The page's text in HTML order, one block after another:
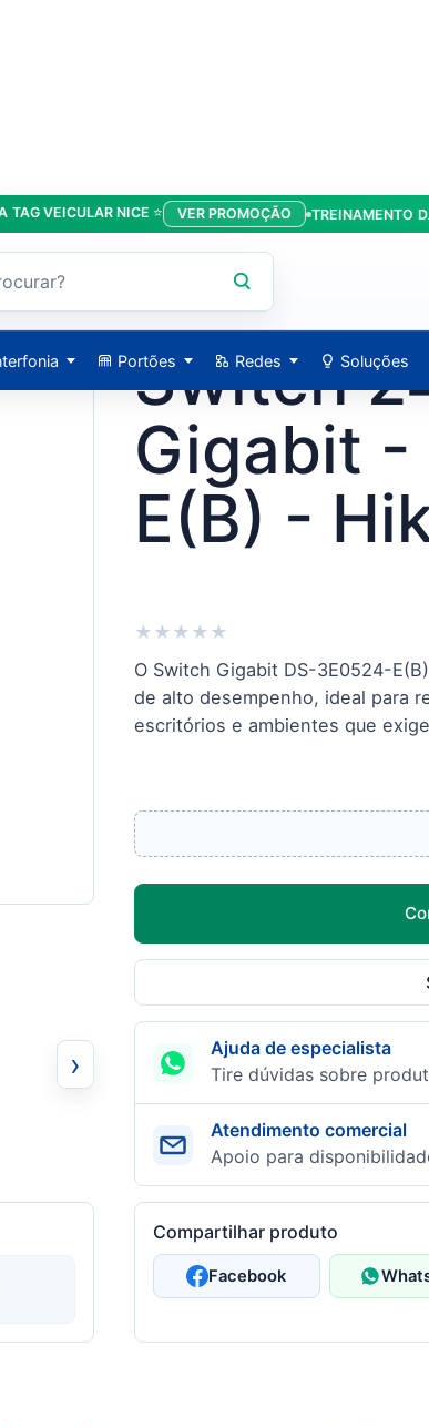
NICE ⭐ VER PROMOÇÃO TREINAMENTO DA
Portões Redes Soluções
Switch
Gigabit
E(B) -
★ ★ ★ ★ ★
O Switch Gigabit DS-3E0524-
de alto desempenho, ideal para
escritórios e ambientes que
›
Ajuda de especialista
Tire dúvidas sobre
Atendimento comercial
Apoio para
Compartilhar produto
Facebook